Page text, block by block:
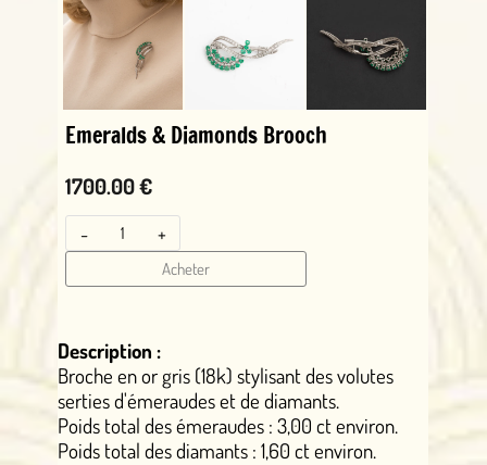
Emeralds & Diamonds Brooch
1700.00 €
- +
Acheter
Description :
Broche en or gris (18k) stylisant des volutes
serties d'émeraudes et de diamants.
Poids total des émeraudes : 3,00 ct environ.
Poids total des diamants : 1,60 ct environ.